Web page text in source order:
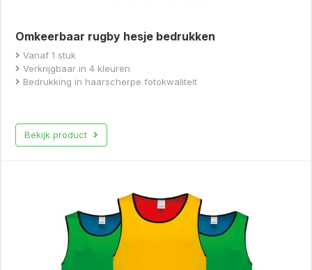
Omkeerbaar rugby hesje bedrukken
Vanaf 1 stuk
Verkrijgbaar in 4 kleuren
Bedrukking in haarscherpe fotokwaliteit
Bekijk product